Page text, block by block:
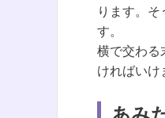
ります。
す。
横で交わる
ければいけ